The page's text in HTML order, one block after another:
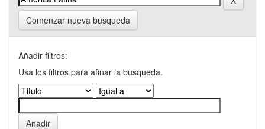
Comenzar nueva busqueda
Añadir filtros:
Usa los filtros para afinar la busqueda.